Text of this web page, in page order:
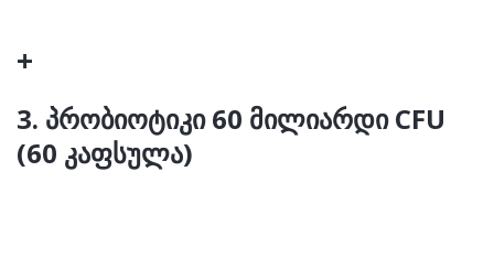
+
3. პრობიოტიკი 60 მილიარდი CFU
(60 კაფსულა)